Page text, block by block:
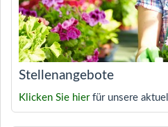
Stellenangebote
Klicken Sie hierfür unsere